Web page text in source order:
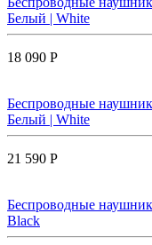
Белый | White
18 090 Р
Беспроводные
Белый | White
21 590 Р
Беспроводные
Black